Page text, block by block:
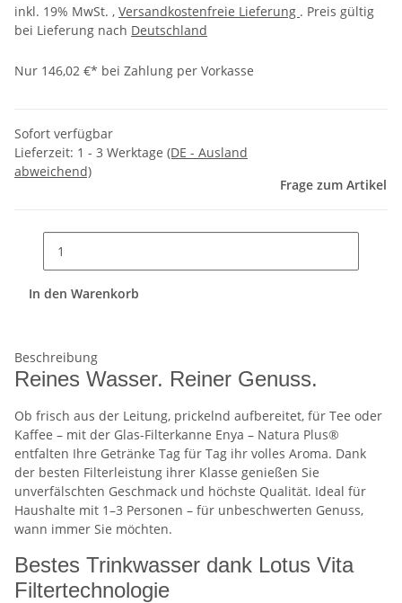
inkl. 19% MwSt. , Versandkostenfreie Lieferung . Preis gültig
bei Lieferung nach Deutschland
Nur 146,02 €* bei Zahlung per Vorkasse
Sofort verfügbar
Lieferzeit: 1 - 3 Werktage (DE - Ausland
abweichend)
Frage zum Artikel
In den Warenkorb
Beschreibung
Reines Wasser. Reiner Genuss.
Ob frisch aus der Leitung, prickelnd aufbereitet, für Tee oder
Kaffee – mit der Glas-Filterkanne Enya – Natura Plus®
entfalten Ihre Getränke Tag für Tag ihr volles Aroma. Dank
der besten Filterleistung ihrer Klasse genießen Sie
unverfälschten Geschmack und höchste Qualität. Ideal für
Haushalte mit 1–3 Personen – für unbeschwerten Genuss,
wann immer Sie möchten.
Bestes Trinkwasser dank Lotus Vita
Filtertechnologie